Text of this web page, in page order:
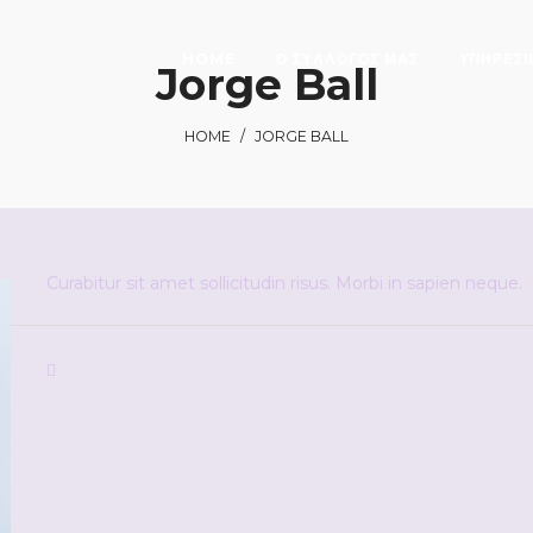
Jorge Ball
HOME / JORGE BALL
Curabitur sit amet sollicitudin risus. Morbi in sapien neque.